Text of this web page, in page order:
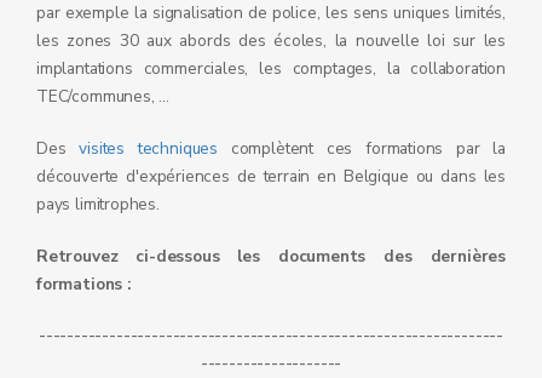
par exemple la signalisation de police, les sens uniques limités,
les zones 30 aux abords des écoles, la nouvelle loi sur les
implantations commerciales, les comptages, la collaboration
TEC/communes, ...
Desvisites techniques complètent ces formations par la
découverte d'expériences de terrain en Belgique ou dans les
pays limitrophes.
Retrouvez ci-dessous les documents des dernières
formations :
------------------------------------------------------------------
--------------------